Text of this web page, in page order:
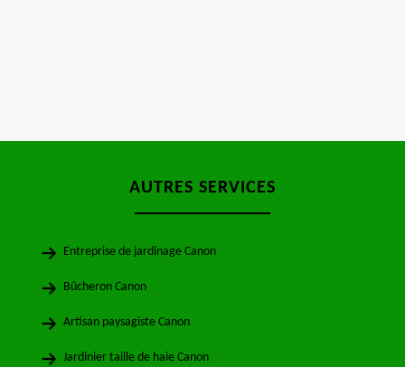
AUTRES SERVICES
Entreprise de jardinage Canon
Bûcheron Canon
Artisan paysagiste Canon
Jardinier taille de haie Canon